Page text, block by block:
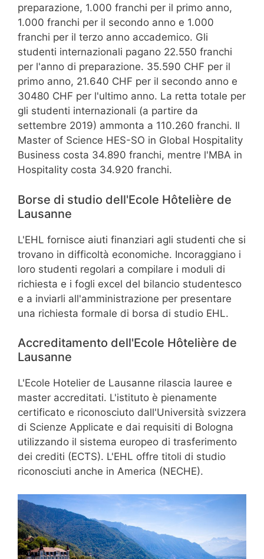
preparazione, 1.000 franchi per il primo anno,
1.000 franchi per il secondo anno e 1.000
franchi per il terzo anno accademico. Gli
studenti internazionali pagano 22.550 franchi
per l'anno di preparazione. 35.590 CHF per il
primo anno, 21.640 CHF per il secondo anno e
30480 CHF per l'ultimo anno. La retta totale per
gli studenti internazionali (a partire da
settembre 2019) ammonta a 110.260 franchi. Il
Master of Science HES-SO in Global Hospitality
Business costa 34.890 franchi, mentre l'MBA in
Hospitality costa 34.920 franchi.
Borse di studio dell'Ecole Hôtelière de
Lausanne
L'EHL fornisce aiuti finanziari agli studenti che si
trovano in difficoltà economiche. Incoraggiano i
loro studenti regolari a compilare i moduli di
richiesta e i fogli excel del bilancio studentesco
e a inviarli all'amministrazione per presentare
una richiesta formale di borsa di studio EHL.
Accreditamento dell'Ecole Hôtelière de
Lausanne
L'Ecole Hotelier de Lausanne rilascia lauree e
master accreditati. L'istituto è pienamente
certificato e riconosciuto dall'Università svizzera
di Scienze Applicate e dai requisiti di Bologna
utilizzando il sistema europeo di trasferimento
dei crediti (ECTS). L'EHL offre titoli di studio
riconosciuti anche in America (NECHE).